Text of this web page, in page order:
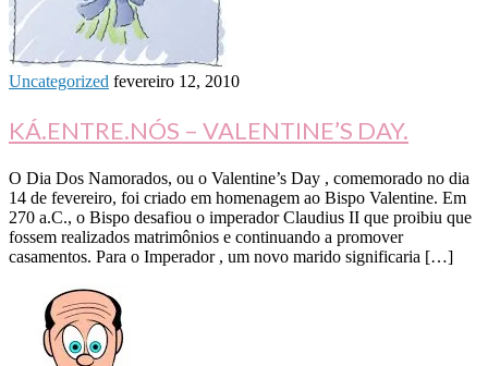
Uncategorized fevereiro 12, 2010
KÁ.ENTRE.NÓS – VALENTINE’S DAY.
O Dia Dos Namorados, ou o Valentine’s Day , comemorado no dia
14 de fevereiro, foi criado em homenagem ao Bispo Valentine. Em
270 a.C., o Bispo desafiou o imperador Claudius II que proibiu que
fossem realizados matrimônios e continuando a promover
casamentos. Para o Imperador , um novo marido significaria […]